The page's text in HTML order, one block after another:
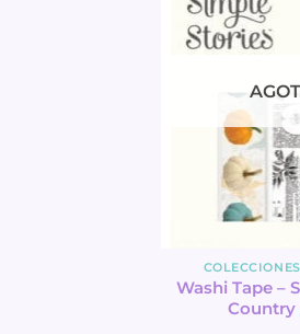
Washi Tape –
Country